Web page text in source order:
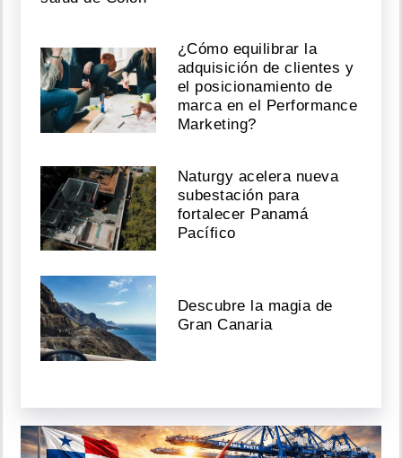
¿Cómo equilibrar la
adquisición de clientes y
el posicionamiento de
marca en el Performance
Marketing?
Naturgy acelera nueva
subestación para
fortalecer Panamá
Pacífico
Descubre la magia de
Gran Canaria